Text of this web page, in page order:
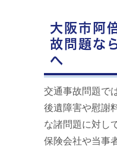
大阪市阿
故問題な
へ
交通事故問題で
後遺障害や慰謝
な諸問題に対し
保険会社や当事